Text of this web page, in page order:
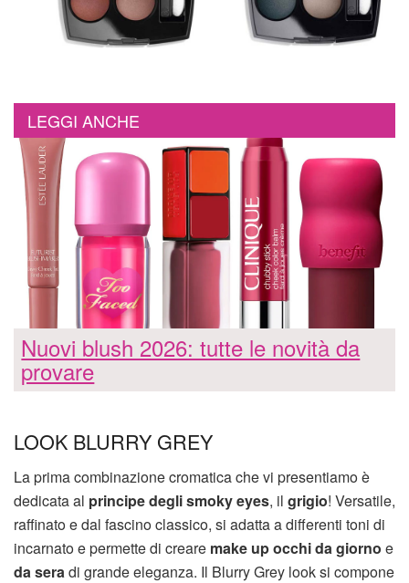
LEGGI ANCHE
Nuovi blush 2026: tutte le novità da
provare
LOOK BLURRY GREY
La prima combinazione cromatica che vi presentiamo è
dedicata al principe degli smoky eyes, il grigio! Versatile,
raffinato e dal fascino classico, si adatta a differenti toni di
incarnato e permette di creare make up occhi da giorno e
da sera di grande eleganza. Il Blurry Grey look si compone